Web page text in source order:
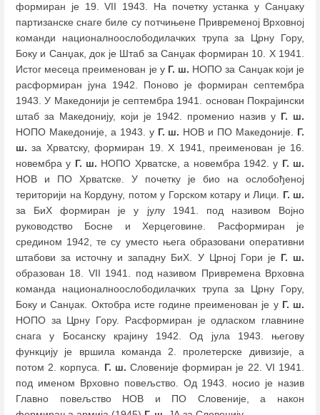
формиран је 19. VII 1943. На почетку устанка у Санџаку
партизанске снаге биле су потчињене Привременој Врховној
команди националноослободилачких трупа за Црну Гору,
Боку и Санџак, док је Штаб за Санџак формиран 10. X 1941.
Истог месеца преименован је у Г. ш. НОПО за Санџак који је
расформиран јуна 1942. Поново је формиран септембра
1943. У Македонији је септембра 1941. основан Покрајински
штаб за Македонију, који је 1942. променио назив у Г. ш.
НОПО Македоније, а 1943. у Г. ш. НОВ и ПО Македоније. Г.
ш. за Хрватску, формиран 19. X 1941, преименован је 16.
новембра у Г. ш. НОПО Хрватске, а новембра 1942. у Г. ш.
НОВ и ПО Хрватске. У почетку је био на ослобођеној
територији на Кордуну, потом у Горском котару и Лици. Г. ш.
за БиХ формиран је у јулу 1941. под називом Војно
руководство Босне и Херцеговине. Расформиран је
средином 1942, те су уместо њега образовани оперативни
штабови за источну и западну БиХ. У Црној Гори је Г. ш.
образован 18. VII 1941. под називом Привремена Врховна
команда националноослободилачких трупа за Црну Гору,
Боку и Санџак. Октобра исте године преименован је у Г. ш.
НОПО за Црну Гору. Расформиран је одласком главнине
снага у Босанску крајину 1942. Од јула 1943. његову
функцију је вршила команда 2. пролетерске дивизије, а
потом 2. корпуса. Г. ш. Словеније формиран је 22. VI 1941.
под именом Врховно повељство. Од 1943. носио је назив
Главно повељство НОВ и ПО Словеније, а након